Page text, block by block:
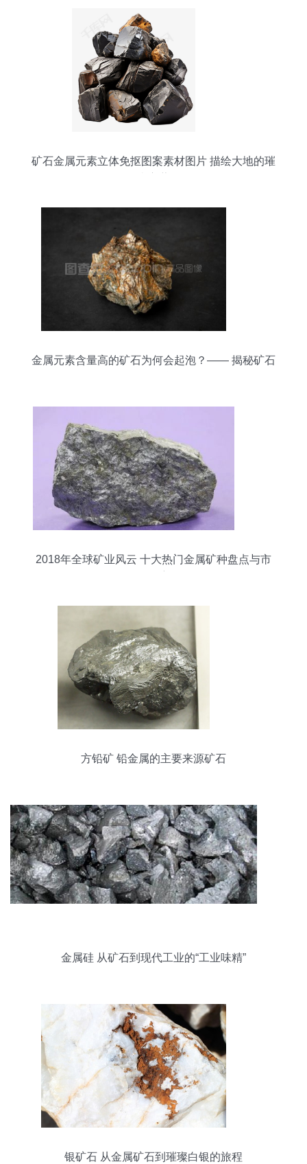
矿石金属元素立体免抠图案素材图片 描绘大地的璀
金属元素含量高的矿石为何会起泡？—— 揭秘矿石
2018年全球矿业风云 十大热门金属矿种盘点与市
方铅矿 铅金属的主要来源矿石
金属硅 从矿石到现代工业的“工业味精”
银矿石 从金属矿石到璀璨白银的旅程